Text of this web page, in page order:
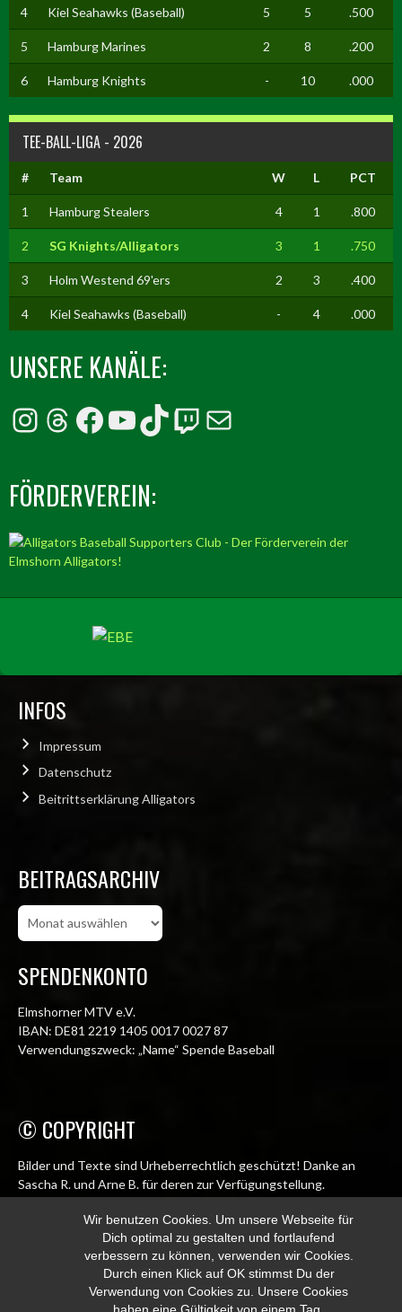
Wir benutzen Cookies. Um unsere Webseite für
Dich optimal zu gestalten und fortlaufend
verbessern zu können, verwenden wir Cookies.
Durch einen Klick auf OK stimmst Du der
Verwendung von Cookies zu. Unsere Cookies
4 Kiel Seahawks (Baseball) 5 5 .500
5 Hamburg Marines 2 8 .200
6 Hamburg Knights - 10 .000
TEE-BALL-LIGA - 2026
# Team W L PCT
1 Hamburg Stealers 4 1 .800
2 SG Knights/Alligators 3 1 .750
3 Holm Westend 69'ers 2 3 .400
4 Kiel Seahawks (Baseball) - 4 .000
UNSERE KANÄLE:
Instagram
Threads
Facebook
YouTube
TikTok
Twitch
E-Mail
FÖRDERVEREIN:
INFOS
Impressum
Datenschutz
Beitrittserklärung Alligators
BEITRAGSARCHIV
Beitragsarchiv
SPENDENKONTO
Elmshorner MTV e.V.
IBAN: DE81 2219 1405 0017 0027 87
Verwendungszweck: „Name“ Spende Baseball
© COPYRIGHT
Bilder und Texte sind Urheberrechtlich geschützt! Danke an
Sascha R. und Arne B. für deren zur Verfügungstellung.
© Elmshorn Alligators 1998 – 2026
info@alligators.de
© 2026 ELMSHORN ALLIGATORS